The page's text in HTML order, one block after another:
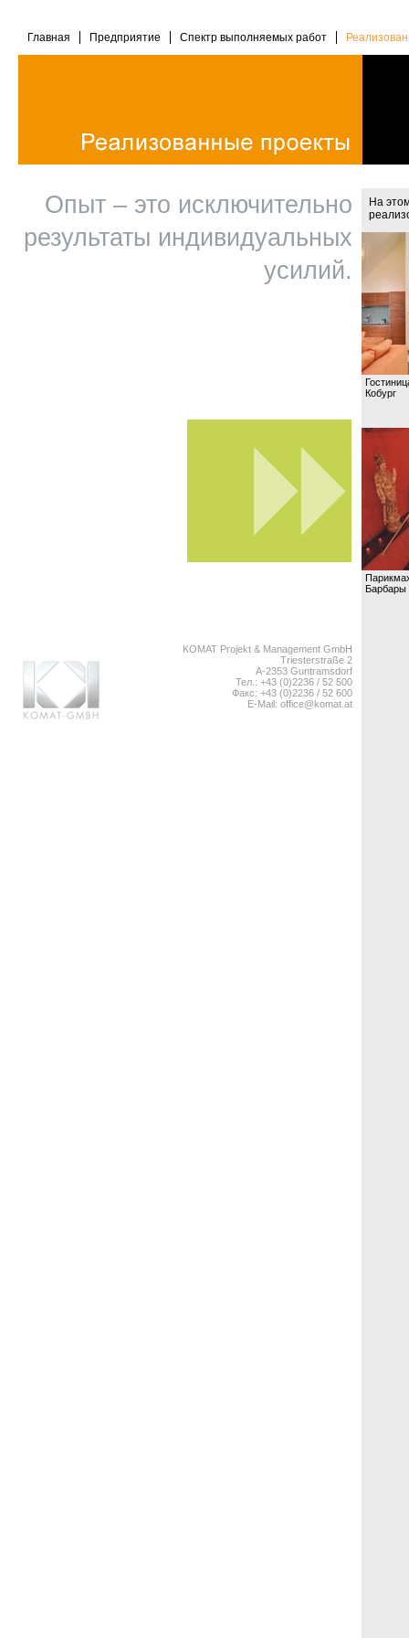
Главная Предприятие Спектр выполняемых работ
Опыт – это исключительно
результаты индивидуальных
усилий.
На
Кобург
Барбары
KOMAT Projekt & Management GmbH
Triesterstraße 2
A-2353 Guntramsdorf
Тел.: +43 (0)2236 / 52 500
Факс: +43 (0)2236 / 52 600
E-Mail: office@komat.at